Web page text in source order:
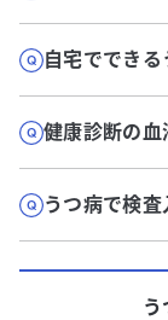
自宅ででき
健康診断の血
うつ病で検